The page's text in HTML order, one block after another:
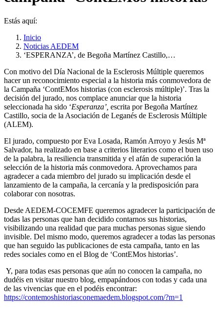
Estás aquí:
Inicio
Noticias AEDEM
‘ESPERANZA’, de Begoña Martínez Castillo,…
Con motivo del Día Nacional de la Esclerosis Múltiple queremos
hacer un reconocimiento especial a la historia más conmovedora de
la Campaña ‘ContEMos historias (con esclerosis múltiple)’. Tras la
decisión del jurado, nos complace anunciar que la historia
seleccionada ha sido ‘Esperanza’ escrita por Begoña Martínez
Castillo, socia de la Asociación de Leganés de Esclerosis Múltiple
(ALEM).
El jurado, compuesto por Eva Losada, Ramón Arroyo y Jesús Mª
Salvador, ha realizado en base a criterios literarios como el buen uso
de la palabra, la resiliencia transmitida y el afán de superación la
selección de la historia más conmovedora. Aprovechamos para
agradecer a cada miembro del jurado su implicación desde el
lanzamiento de la campaña, la cercanía y la predisposición para
colaborar con nosotras.
Desde AEDEM-COCEMFE queremos agradecer la participación de
todas las personas que han decidido contarnos sus historias,
visibilizando una realidad que para muchas personas sigue siendo
invisible. Del mismo modo, queremos agradecer a todas las personas
que han seguido las publicaciones de esta campaña, tanto en las
redes sociales como en el Blog de ‘ContEMos historias’.
Y, para todas esas personas que aún no conocen la campaña, no
dudéis en visitar nuestro blog, empapándoos con todas y cada una
de las vivencias que en el podéis encontrar:
https://contemoshistoriasconemaedem.blogspot.com/?m=1